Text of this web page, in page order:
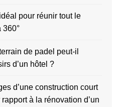
pour réunir tout le
360°
de padel peut-il
d’un hôtel ?
d’une construction court
à la rénovation d’un